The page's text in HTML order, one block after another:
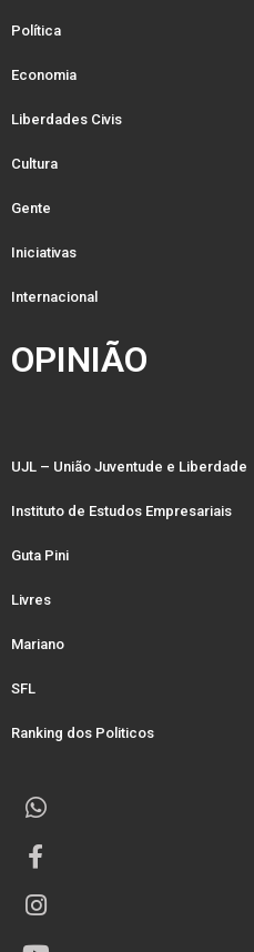
Política
Economia
Liberdades Civis
Cultura
Gente
Iniciativas
Internacional
OPINIÃO
UJL – União Juventude e Liberdade
Instituto de Estudos Empresariais
Guta Pini
Livres
Mariano
SFL
Ranking dos Politicos